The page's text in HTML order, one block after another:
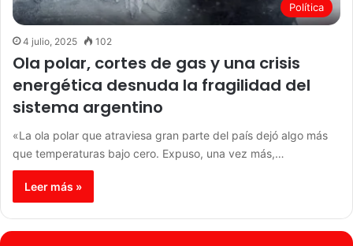
Política
4 julio, 2025 102
Ola polar, cortes de gas y una crisis
energética desnuda la fragilidad del
sistema argentino
«La ola polar que atraviesa gran parte del país dejó algo más
que temperaturas bajo cero. Expuso, una vez más,…
Leer más »